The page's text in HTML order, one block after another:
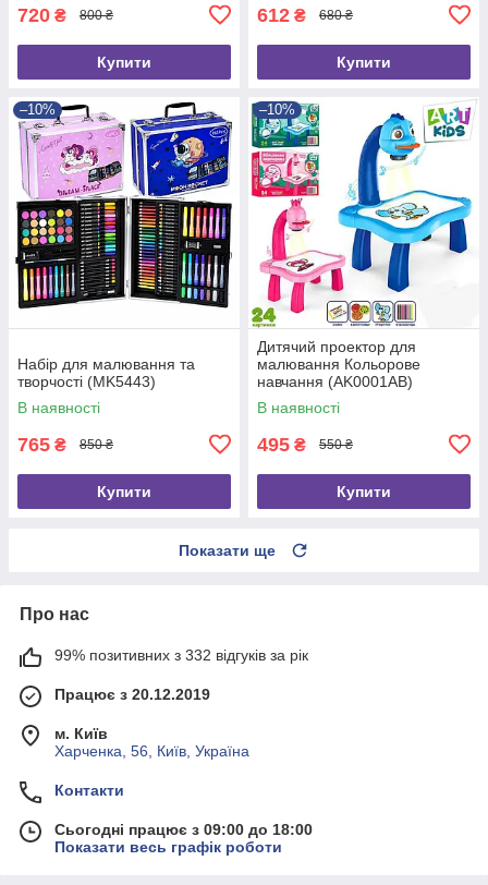
720 ₴ 800 ₴
Купити
612 ₴ 680 ₴
Купити
–10%
Набір для малювання та
творчості (MK5443)
В наявності
765 ₴ 850 ₴
Купити
–10%
Дитячий проектор для
малювання Кольорове
навчання (AK0001AB)
В наявності
495 ₴ 550 ₴
Купити
Показати ще
Про нас
99% позитивних з 332 відгуків за рік
Працює з 20.12.2019
м. Київ
Харченка, 56, Київ, Україна
Контакти
Сьогодні працює з 09:00 до 18:00
Показати весь графік роботи